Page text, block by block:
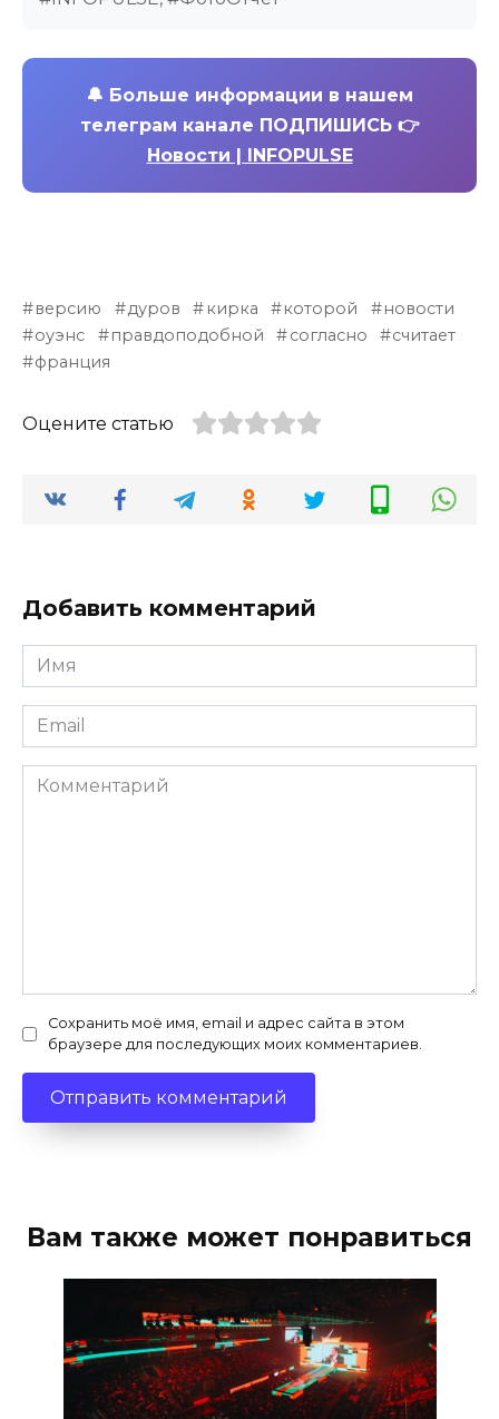
🔔 Больше информации в нашем
телеграм канале ПОДПИШИСЬ 👉
Новости | INFOPULSE
версию дуров кирка которой
новости
оуэнс
правдоподобной согласно
считает
франция
Оцените статью
Добавить комментарий
Имя
*
Email
*
Комментарий
Сохранить моё имя, email и адрес сайта в этом
браузере для последующих моих комментариев.
Вам также может понравиться